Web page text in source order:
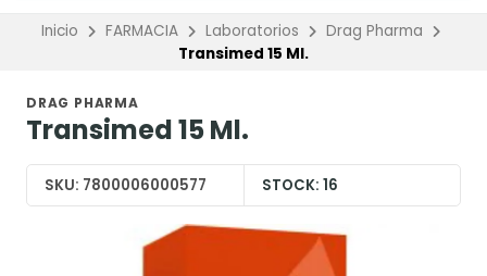
Inicio FARMACIA Laboratorios
Drag Pharma
Transimed 15 Ml.
DRAG PHARMA
Transimed 15 Ml.
SKU: 7800006000577 STOCK: 16